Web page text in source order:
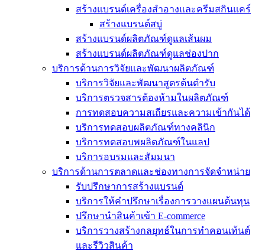
สร้างแบรนด์เครื่องสำอางและครีมสกินแคร์
สร้างแบรนด์สบู่
สร้างแบรนด์ผลิตภัณฑ์ดูแลเส้นผม
สร้างแบรนด์ผลิตภัณฑ์ดูแลช่องปาก
บริการด้านการวิจัยและพัฒนาผลิตภัณฑ์
บริการวิจัยและพัฒนาสูตรต้นตำรับ
บริการตรวจสารต้องห้ามในผลิตภัณฑ์
การทดสอบความสเถียรและความเข้ากันได้
บริการทดสอบผลิตภัณฑ์ทางคลินิก
บริการทดสอบพผลิตภัณฑ์ในแลป
บริการอบรมและสัมมนา
บริการด้านการตลาดและช่องทางการจัดจำหน่าย
รับปรึกษาการสร้างแบรนด์
บริการให้คำปรึกษาเรื่องการวางแผนต้นทุน
ปรึกษานำสินค้าเข้า E-commerce
บริการวางสร้างกลยุทธ์ในการทำคอนเท้นต์
และรีวิวสินค้า